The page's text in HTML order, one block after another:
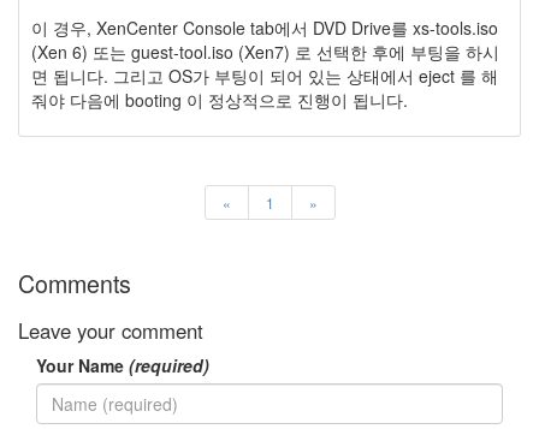
이 경우, XenCenter Console tab에서 DVD Drive를 xs-tools.iso
(Xen 6) 또는 guest-tool.iso (Xen7) 로 선택한 후에 부팅을 하시
면 됩니다. 그리고 OS가 부팅이 되어 있는 상태에서 eject 를 해
줘야 다음에 booting 이 정상적으로 진행이 됩니다.
« 1 »
Comments
Leave your comment
Your Name (required)
3
Scuba
Diving
0
제
Recent
Daweikala
AA
1.5V
Li-